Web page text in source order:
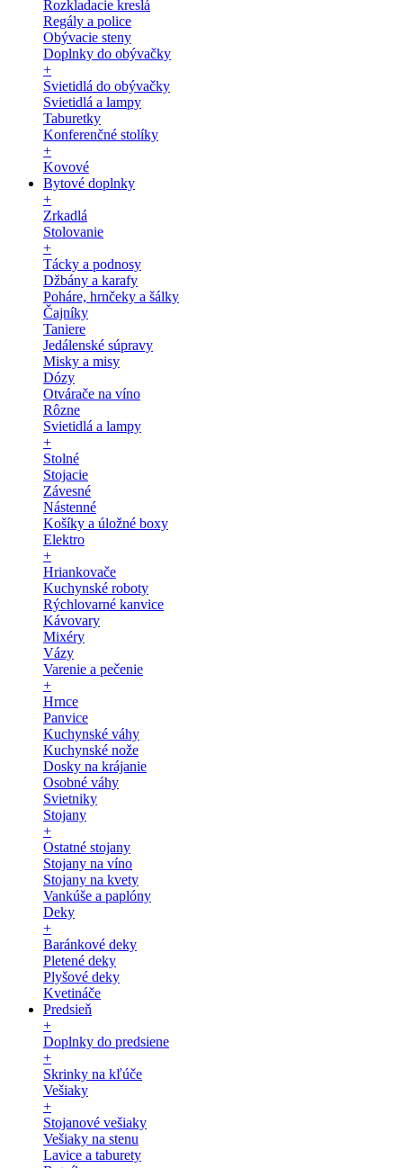
Rozkladacie kreslá
Regály a police
Obývacie steny
Doplnky do obývačky
+
Svietidlá do obývačky
Svietidlá a lampy
Taburetky
Konferenčné stolíky
+
Kovové
Bytové doplnky
+
Zrkadlá
Stolovanie
+
Tácky a podnosy
Džbány a karafy
Poháre, hrnčeky a šálky
Čajníky
Taniere
Jedálenské súpravy
Misky a misy
Dózy
Otvárače na víno
Rôzne
Svietidlá a lampy
+
Stolné
Stojacie
Závesné
Nástenné
Košíky a úložné boxy
Elektro
+
Hriankovače
Kuchynské roboty
Rýchlovarné kanvice
Kávovary
Mixéry
Vázy
Varenie a pečenie
+
Hrnce
Panvice
Kuchynské váhy
Kuchynské nože
Dosky na krájanie
Osobné váhy
Svietniky
Stojany
+
Ostatné stojany
Stojany na víno
Stojany na kvety
Vankúše a paplóny
Deky
+
Baránkové deky
Pletené deky
Plyšové deky
Kvetináče
Predsieň
+
Doplnky do predsiene
+
Skrinky na kľúče
Vešiaky
+
Stojanové vešiaky
Vešiaky na stenu
Lavice a taburety